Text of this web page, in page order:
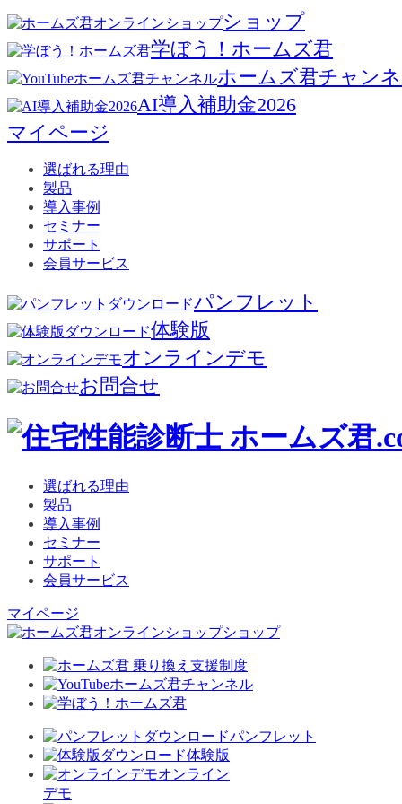
ショップ
学ぼう！ホームズ君
ホームズ君チャン
AI導入補助金2026
マイページ
選ばれる理由
製品
導入事例
セミナー
サポート
会員サービス
パンフレット
体験版
オンラインデモ
お問合せ
選ばれる理由
製品
導入事例
セミナー
サポート
会員サービス
マイページ
ショップ
パンフレット
体験版
オンライン
デモ